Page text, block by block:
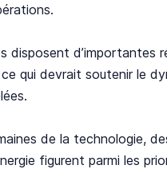
disposent d’importantes
qui devrait soutenir le
de la technologie,
figurent parmi les